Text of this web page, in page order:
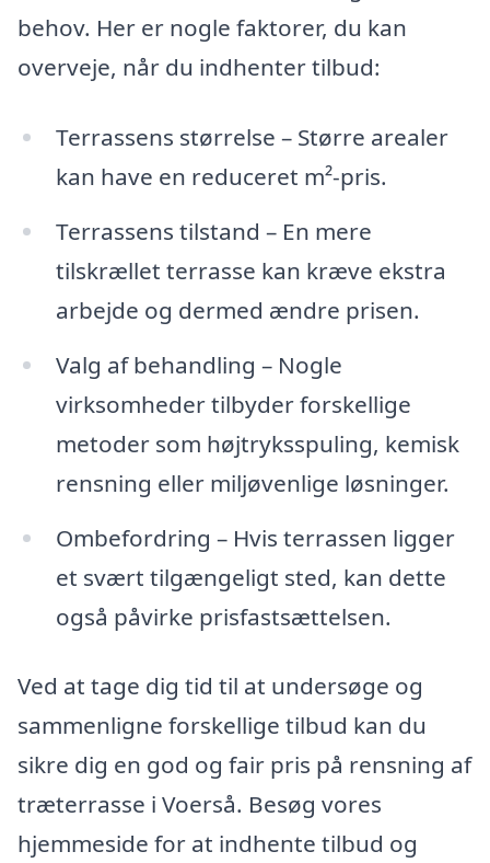
behov. Her er nogle faktorer, du kan
overveje, når du indhenter tilbud:
Terrassens størrelse – Større arealer
kan have en reduceret m²-pris.
Terrassens tilstand – En mere
tilskrællet terrasse kan kræve ekstra
arbejde og dermed ændre prisen.
Valg af behandling – Nogle
virksomheder tilbyder forskellige
metoder som højtryksspuling, kemisk
rensning eller miljøvenlige løsninger.
Ombefordring – Hvis terrassen ligger
et svært tilgængeligt sted, kan dette
også påvirke prisfastsættelsen.
Ved at tage dig tid til at undersøge og
sammenligne forskellige tilbud kan du
sikre dig en god og fair pris på rensning af
træterrasse i Voerså. Besøg vores
hjemmeside for at indhente tilbud og